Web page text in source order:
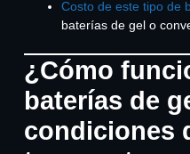
Costo de este tipo de
baterías de gel o
¿Cómo
baterías de
condiciones